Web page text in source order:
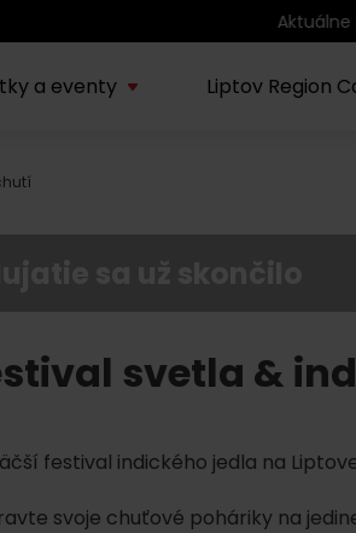
a eventy
– letný
Liptov Region
svetla &
festival indického jedla na
svoje chuťové poháriky na